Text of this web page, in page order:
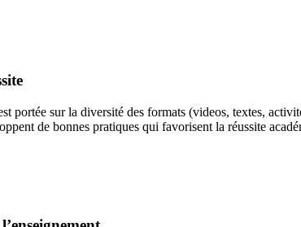
portée sur la diversité des formats (videos, textes,
de bonnes pratiques qui favorisent la réussite